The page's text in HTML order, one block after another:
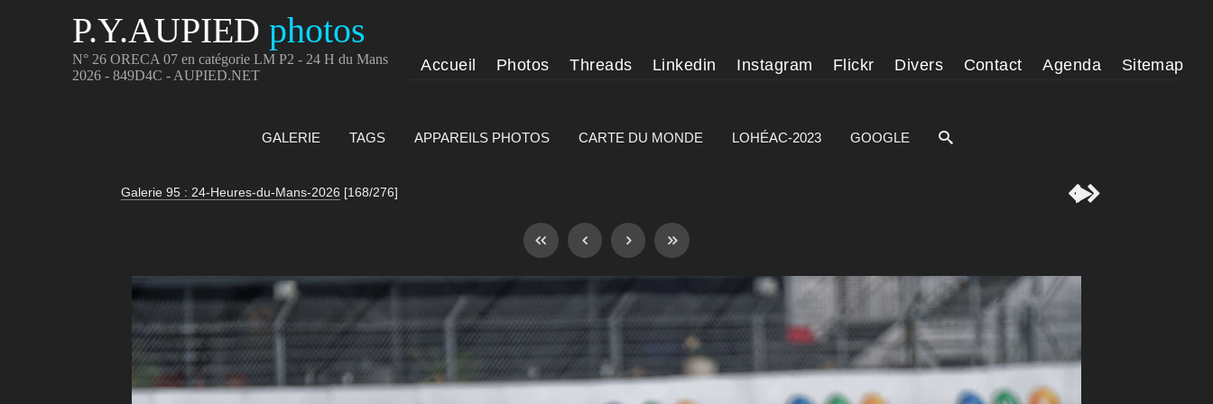
P.Y.AUPIED photos
N° 26 ORECA 07 en catégorie LM P2 - 24 H du Mans
2026 - 849D4C - AUPIED.NET
Accueil Photos Threads Linkedin Instagram Flickr Divers Contact Agenda Sitemap
GALERIE TAGS APPAREILS PHOTOS CARTE DU MONDE LOHÉAC-2023 GOOGLE
Galerie 95 : 24-Heures-du-Mans-2026 [168/276] 